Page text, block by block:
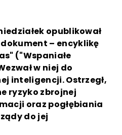
opublikował
– encyklikę
("Wspaniałe
w niej do
inteligencji. Ostrzegł,
ryzyko zbrojnej
oraz pogłębiania
do jej